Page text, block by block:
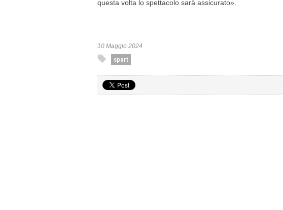
questa volta lo spettacolo sarà assicurato».
10 Maggio 2024
sport